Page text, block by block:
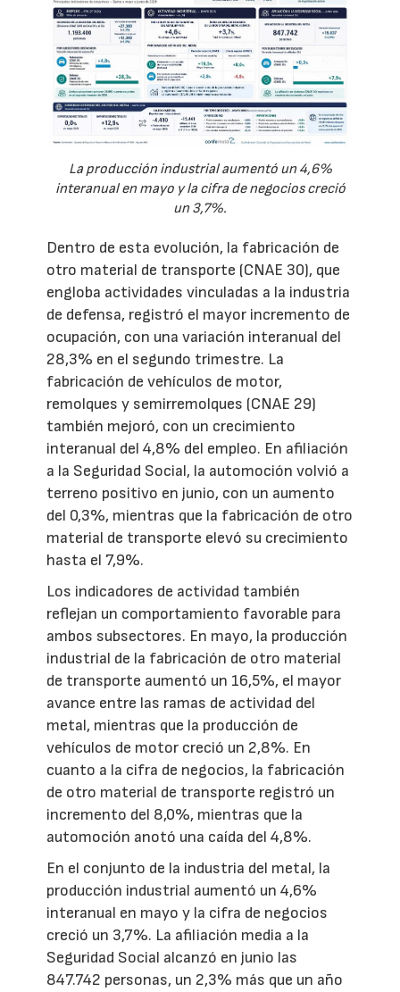
La producción industrial aumentó un 4,6%
interanual en mayo y la cifra de negocios creció
un 3,7%.
Dentro de esta evolución, la fabricación de
otro material de transporte (CNAE 30), que
engloba actividades vinculadas a la industria
de defensa, registró el mayor incremento de
ocupación, con una variación interanual del
28,3% en el segundo trimestre. La
fabricación de vehículos de motor,
remolques y semirremolques (CNAE 29)
también mejoró, con un crecimiento
interanual del 4,8% del empleo. En afiliación
a la Seguridad Social, la automoción volvió a
terreno positivo en junio, con un aumento
del 0,3%, mientras que la fabricación de otro
material de transporte elevó su crecimiento
hasta el 7,9%.
Los indicadores de actividad también
reflejan un comportamiento favorable para
ambos subsectores. En mayo, la producción
industrial de la fabricación de otro material
de transporte aumentó un 16,5%, el mayor
avance entre las ramas de actividad del
metal, mientras que la producción de
vehículos de motor creció un 2,8%. En
cuanto a la cifra de negocios, la fabricación
de otro material de transporte registró un
incremento del 8,0%, mientras que la
automoción anotó una caída del 4,8%.
En el conjunto de la industria del metal, la
producción industrial aumentó un 4,6%
interanual en mayo y la cifra de negocios
creció un 3,7%. La afiliación media a la
Seguridad Social alcanzó en junio las
847.742 personas, un 2,3% más que un año